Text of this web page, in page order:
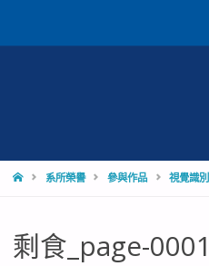
HOME系所榮譽 參與作品 視覺識別
剩食_page-0001